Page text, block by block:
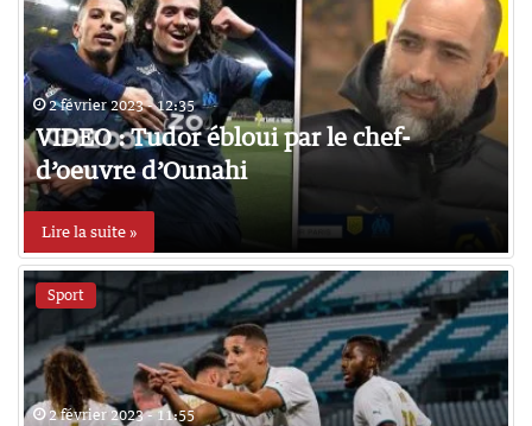
2 février 2023 - 12:35
VIDEO : Tudor ébloui par le chef-
d’oeuvre d’Ounahi
Lire la suite »
Sport
2 février 2023 - 11:55